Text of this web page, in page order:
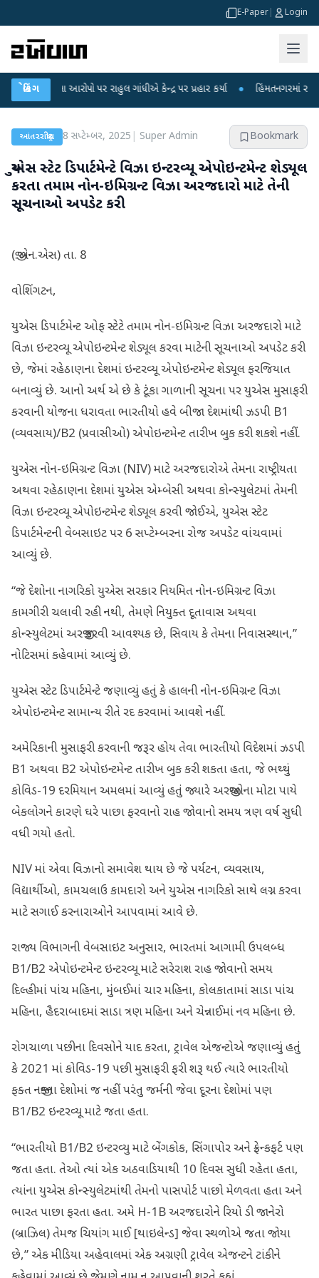
E-Paper Login
બ્રેકિંગ
લીકના આરોપો પર રાહુલ ગાંધીએ કેન્દ્ર પર પ્રહાર કર્યા ● હિંમતનગરમાં રહસ્યમય
આંતરરાષ્ટ્રીય 8 સપ્ટેમ્બર, 2025 Super Admin Bookmark
યુએસ સ્ટેટ ડિપાર્ટમેન્ટે વિઝા ઇન્ટરવ્યૂ એપોઇન્ટમેન્ટ શેડ્યૂલ
કરતા તમામ નોન-ઇમિગ્રન્ટ વિઝા અરજદારો માટે તેની
સૂચનાઓ અપડેટ કરી
(જી.એન.એસ) તા. 8
વોશિંગટન,
યુએસ ડિપાર્ટમેન્ટ ઓફ સ્ટેટે તમામ નોન-ઇમિગ્રન્ટ વિઝા અરજદારો માટે
વિઝા ઇન્ટરવ્યૂ એપોઇન્ટમેન્ટ શેડ્યૂલ કરવા માટેની સૂચનાઓ અપડેટ કરી
છે, જેમાં રહેઠાણના દેશમાં ઇન્ટરવ્યૂ એપોઇન્ટમેન્ટ શેડ્યૂલ ફરજિયાત
બનાવ્યું છે. આનો અર્થ એ છે કે ટૂંકા ગાળાની સૂચના પર યુએસ મુસાફરી
કરવાની યોજના ધરાવતા ભારતીયો હવે બીજા દેશમાંથી ઝડપી B1
(વ્યવસાય)/B2 (પ્રવાસીઓ) એપોઇન્ટમેન્ટ તારીખ બુક કરી શકશે નહીં.
યુએસ નોન-ઇમિગ્રન્ટ વિઝા (NIV) માટે અરજદારોએ તેમના રાષ્ટ્રીયતા
અથવા રહેઠાણના દેશમાં યુએસ એમ્બેસી અથવા કોન્સ્યુલેટમાં તેમની
વિઝા ઇન્ટરવ્યૂ એપોઇન્ટમેન્ટ શેડ્યૂલ કરવી જોઈએ, યુએસ સ્ટેટ
ડિપાર્ટમેન્ટની વેબસાઇટ પર 6 સપ્ટેમ્બરના રોજ અપડેટ વાંચવામાં
આવ્યું છે.
“જે દેશોના નાગરિકો યુએસ સરકાર નિયમિત નોન-ઇમિગ્રન્ટ વિઝા
કામગીરી ચલાવી રહી નથી, તેમણે નિયુક્ત દૂતાવાસ અથવા
કોન્સ્યુલેટમાં અરજી કરવી આવશ્યક છે, સિવાય કે તેમના નિવાસસ્થાન,”
નોટિસમાં કહેવામાં આવ્યું છે.
યુએસ સ્ટેટ ડિપાર્ટમેન્ટે જણાવ્યું હતું કે હાલની નોન-ઇમિગ્રન્ટ વિઝા
એપોઇન્ટમેન્ટ સામાન્ય રીતે રદ કરવામાં આવશે નહીં.
અમેરિકાની મુસાફરી કરવાની જરૂર હોય તેવા ભારતીયો વિદેશમાં ઝડપી
B1 અથવા B2 એપોઇન્ટમેન્ટ તારીખ બુક કરી શકતા હતા, જે ભથ્થું
કોવિડ-19 દરમિયાન અમલમાં આવ્યું હતું જ્યારે અરજીઓના મોટા પાયે
બેકલોગને કારણે ઘરે પાછા ફરવાનો રાહ જોવાનો સમય ત્રણ વર્ષ સુધી
વધી ગયો હતો.
NIV માં એવા વિઝાનો સમાવેશ થાય છે જે પર્યટન, વ્યવસાય,
વિદ્યાર્થીઓ, કામચલાઉ કામદારો અને યુએસ નાગરિકો સાથે લગ્ન કરવા
માટે સગાઈ કરનારાઓને આપવામાં આવે છે.
રાજ્ય વિભાગની વેબસાઇટ અનુસાર, ભારતમાં આગામી ઉપલબ્ધ
B1/B2 એપોઇન્ટમેન્ટ ઇન્ટરવ્યૂ માટે સરેરાશ રાહ જોવાનો સમય
દિલ્હીમાં પાંચ મહિના, મુંબઈમાં ચાર મહિના, કોલકાતામાં સાડા પાંચ
મહિના, હૈદરાબાદમાં સાડા ત્રણ મહિના અને ચેન્નાઈમાં નવ મહિના છે.
રોગચાળા પછીના દિવસોને યાદ કરતા, ટ્રાવેલ એજન્ટોએ જણાવ્યું હતું
કે 2021 માં કોવિડ-19 પછી મુસાફરી ફરી શરૂ થઈ ત્યારે ભારતીયો
ફક્ત નજીકના દેશોમાં જ નહીં પરંતુ જર્મની જેવા દૂરના દેશોમાં પણ
B1/B2 ઇન્ટરવ્યૂ માટે જતા હતા.
“ભારતીયો B1/B2 ઇન્ટરવ્યુ માટે બેંગકોક, સિંગાપોર અને ફ્રેન્કફર્ટ પણ
જતા હતા. તેઓ ત્યાં એક અઠવાડિયાથી 10 દિવસ સુધી રહેતા હતા,
ત્યાંના યુએસ કોન્સ્યુલેટમાંથી તેમનો પાસપોર્ટ પાછો મેળવતા હતા અને
ભારત પાછા ફરતા હતા. અમે H-1B અરજદારોને રિયો ડી જાનેરો
(બ્રાઝિલ) તેમજ ચિયાંગ માઈ [થાઇલેન્ડ] જેવા સ્થળોએ જતા જોયા
છે,” એક મીડિયા અહેવાલમાં એક અગ્રણી ટ્રાવેલ એજન્ટને ટાંકીને